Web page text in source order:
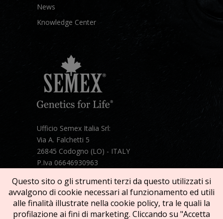
News
Knowledge Center
Ufficio Semex Italia Srl:
Via A. Falchetti 5
26845 Codogno (LO) - ITALY
P.Iva 06646930963
Mail: semex@semexitalia.it
Guarda la mappa
Questo sito o gli strumenti terzi da questo utilizzati si
avvalgono di cookie necessari al funzionamento ed utili
alle finalità illustrate nella cookie policy, tra le quali la
profilazione ai fini di marketing. Cliccando su "Accetta